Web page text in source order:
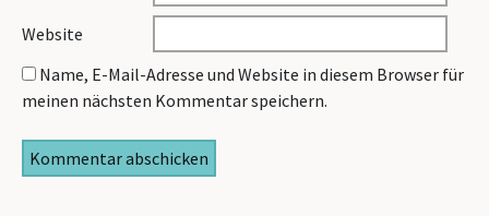
Website
Name, E-Mail-Adresse und Website in diesem Browser für
meinen nächsten Kommentar speichern.